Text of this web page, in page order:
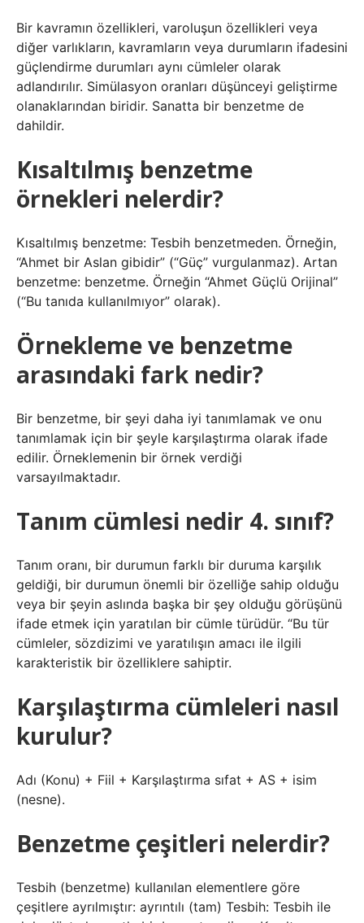
Bir kavramın özellikleri, varoluşun özellikleri veya
diğer varlıkların, kavramların veya durumların ifadesini
güçlendirme durumları aynı cümleler olarak
adlandırılır. Simülasyon oranları düşünceyi geliştirme
olanaklarından biridir. Sanatta bir benzetme de
dahildir.
Kısaltılmış benzetme
örnekleri nelerdir?
Kısaltılmış benzetme: Tesbih benzetmeden. Örneğin,
“Ahmet bir Aslan gibidir” (“Güç” vurgulanmaz). Artan
benzetme: benzetme. Örneğin “Ahmet Güçlü Orijinal”
(“Bu tanıda kullanılmıyor” olarak).
Örnekleme ve benzetme
arasındaki fark nedir?
Bir benzetme, bir şeyi daha iyi tanımlamak ve onu
tanımlamak için bir şeyle karşılaştırma olarak ifade
edilir. Örneklemenin bir örnek verdiği
varsayılmaktadır.
Tanım cümlesi nedir 4. sınıf?
Tanım oranı, bir durumun farklı bir duruma karşılık
geldiği, bir durumun önemli bir özelliğe sahip olduğu
veya bir şeyin aslında başka bir şey olduğu görüşünü
ifade etmek için yaratılan bir cümle türüdür. “Bu tür
cümleler, sözdizimi ve yaratılışın amacı ile ilgili
karakteristik bir özelliklere sahiptir.
Karşılaştırma cümleleri nasıl
kurulur?
Adı (Konu) + Fiil + Karşılaştırma sıfat + AS + isim
(nesne).
Benzetme çeşitleri nelerdir?
Tesbih (benzetme) kullanılan elementlere göre
çeşitlere ayrılmıştır: ayrıntılı (tam) Tesbih: Tesbih ile